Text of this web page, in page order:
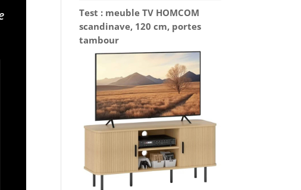
Test : meuble TV HOMCOM
scandinave, 120 cm, portes
tambour